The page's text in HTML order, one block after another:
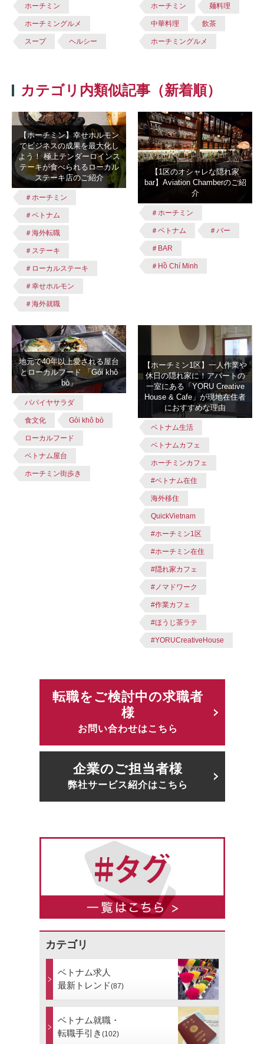
ホーチミン
ホーチミングルメ
スープ ヘルシー
ホーチミン 麺料理
中華料理 飲茶
ホーチミングルメ
カテゴリ内類似記事（新着順）
【ホーチミン】幸せホルモン
でビジネスの成果を最大化し
よう！ 極上テンダーロインス
テーキが食べられるローカル
ステーキ店のご紹介
＃ホーチミン
＃ベトナム
＃海外転職
＃ステーキ
＃ローカルステーキ
＃幸せホルモン
＃海外就職
【1区のオシャレな隠れ家
bar】Aviation Chamberのご紹
介
＃ホーチミン
＃ベトナム ＃バー
＃BAR
＃Hồ Chí Minh
地元で40年以上愛される屋台
とローカルフード 「Gỏi khô
bò」
パパイヤサラダ
食文化 Gỏi khô bò
ローカルフード
ベトナム屋台
ホーチミン街歩き
【ホーチミン1区】一人作業や
休日の隠れ家に！アパートの
一室にある「YORU Creative
House & Cafe」が現地在住者
におすすめな理由
ベトナム生活
ベトナムカフェ
ホーチミンカフェ
#ベトナム在住
海外移住
QuickVietnam
#ホーチミン1区
#ホーチミン在住
#隠れ家カフェ
#ノマドワーク
#作業カフェ
#ほうじ茶ラテ
#YORUCreativeHouse
転職をご検討中の求職者
様
お問い合わせはこちら
企業のご担当者様
弊社サービス紹介はこちら
カテゴリ
ベトナム求人
最新トレンド(87)
ベトナム就職・
転職手引き (102)